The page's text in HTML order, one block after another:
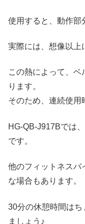
使用すると、動作部
実際には、想像以上
この熱によって、ベ
ります。
そのため、連続使用
HG-QB-J917Bでは
です。
他のフィットネスバ
な場合もあります。
30分の休憩時間はち
ましょう♪